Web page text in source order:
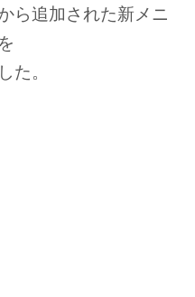
ら追加された新メニ
た。